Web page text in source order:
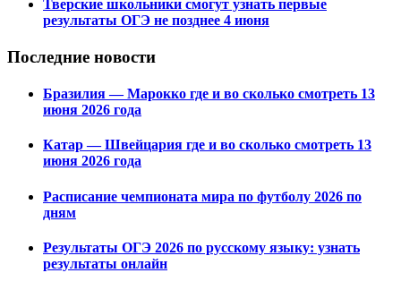
Тверские школьники смогут узнать первые
результаты ОГЭ не позднее 4 июня
Последние новости
Бразилия — Марокко где и во сколько смотреть 13
июня 2026 года
Катар — Швейцария где и во сколько смотреть 13
июня 2026 года
Расписание чемпионата мира по футболу 2026 по
дням
Результаты ОГЭ 2026 по русскому языку: узнать
результаты онлайн